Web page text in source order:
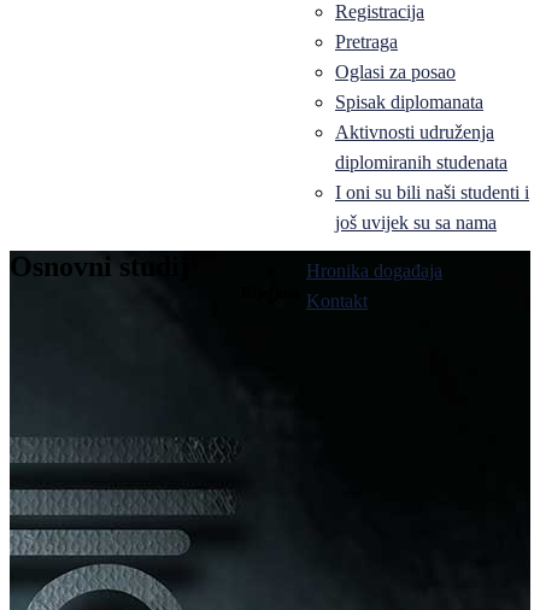
Registracija
Pretraga
Oglasi za posao
Spisak diplomanata
Aktivnosti udruženja
diplomiranih studenata
I oni su bili naši studenti i
još uvijek su sa nama
Hronika događaja
Kontakt
Osnovni studij